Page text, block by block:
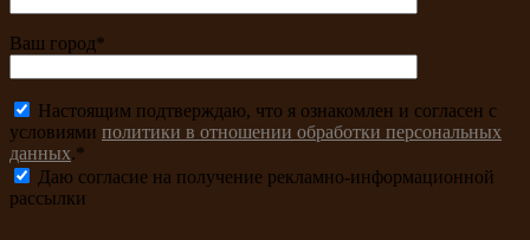
Ваш город*
Настоящим подтверждаю, что я ознакомлен и согласен с
условиями политики в отношении обработки персональных
данных.*
Даю согласие на получение рекламно-информационной
рассылки